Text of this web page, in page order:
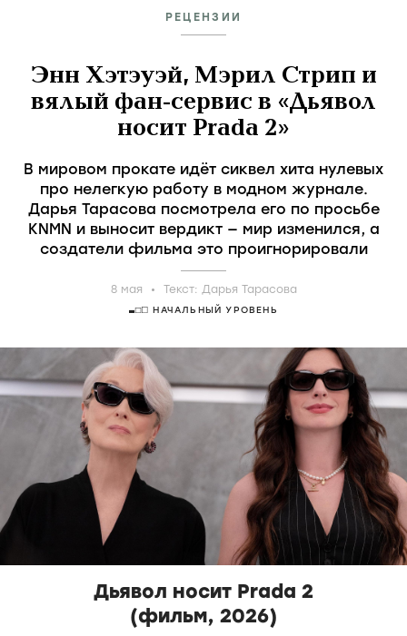
РЕЦЕНЗИИ
Энн Хэтэуэй, Мэрил Стрип и
вялый фан-сервис в «Дьявол
носит Prada 2»
В мировом прокате идёт сиквел хита нулевых
про нелегкую работу в модном журнале.
Дарья Тарасова посмотрела его по просьбе
KNMN и выносит вердикт — мир изменился, а
создатели фильма это проигнорировали
8 мая Текст: Дарья Тарасова
НАЧАЛЬНЫЙ УРОВЕНЬ
Дьявол носит Prada 2
(фильм, 2026)